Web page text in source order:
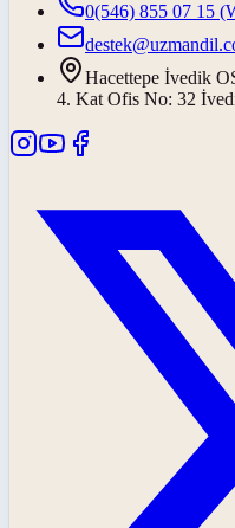
0(546) 855 07 15
Hacettepe İvedik
4. Kat Ofis No: 32